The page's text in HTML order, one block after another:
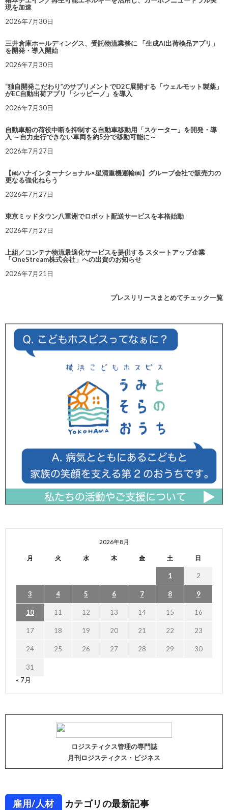
現を加速
2026年7月30日
三井倉庫ホールディングス、受託物流業務に 「生成AI出荷検品アプリ」
を開発・導入開始
2026年7月30日
“独自開発こだわり”のサプリメントでD2C展開する「ウェルモット製薬」
がEC自動出荷アプリ「シッピーノ」を導入
2026年7月30日
自動車船の荷役中断を抑制する自動車移動用「スケーター」を開発・導
入 ～自力走行できない車両を約5分で移動可能に～
2026年7月27日
【㈱ハナインターナショナル×星清重機運輸㈱】グループ会社で販売力の
更なる強化ねらう
2026年7月27日
東京ミッドタウン八重洲でロボット配送サービスを本格始動
2026年7月27日
上組／コンテナ物流最適化サービスを提供する スタートアップ企業
「OneStream株式会社」への出資のお知らせ
2026年7月21日
プレスリリースまとめてチェック一覧
2026年8月
月 火 水 木 金 土 日
1 2
3 4 5 6 7 8 9
10 11 12 13 14 15 16
17 18 19 20 21 22 23
24 25 26 27 28 29 30
31
« 7月
ロジスティクス管理の専門誌
月刊ロジスティクス・ビジネス
雇用/人材 カテゴリの最新記事